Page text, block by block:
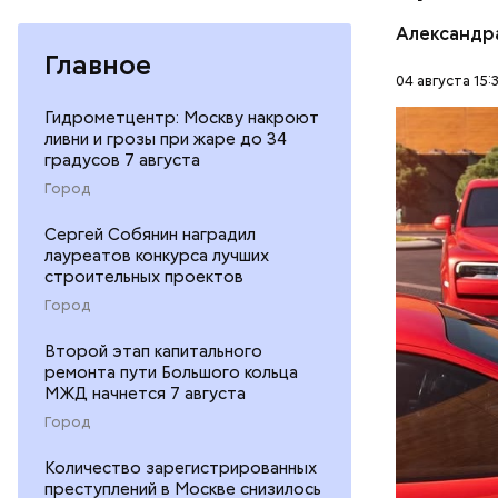
Главное
Гидрометцентр: Москву накроют
ливни и грозы при жаре до 34
градусов 7 августа
Город
Сергей Собянин наградил
лауреатов конкурса лучших
строительных проектов
Город
Второй этап капитального
ремонта пути Большого кольца
МЖД начнется 7 августа
Город
Количество зарегистрированных
преступлений в Москве снизилось
04 августа
В мае
Гусейна
неуплате
размере.
НАЛОГИ
ГАСАН
скрытую
матери и